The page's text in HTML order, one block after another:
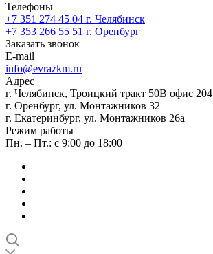
Телефоны
+7 351 274 45 04 г. Челябинск
+7 353 266 55 51 г. Оренбург
Заказать звонок
E-mail
info@evrazkm.ru
Адрес
г. Челябинск, Троицкий тракт 50В офис 204
г. Оренбург, ул. Монтажников 32
г. Екатеринбург, ул. Монтажников 26а
Режим работы
Пн. – Пт.: с 9:00 до 18:00